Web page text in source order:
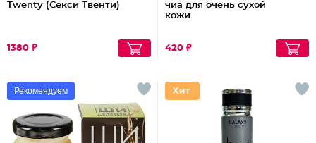
Twenty (Секси Твенти)
1380 ₽
чиа для очень сухой
кожи
420 ₽
Рекомендуем